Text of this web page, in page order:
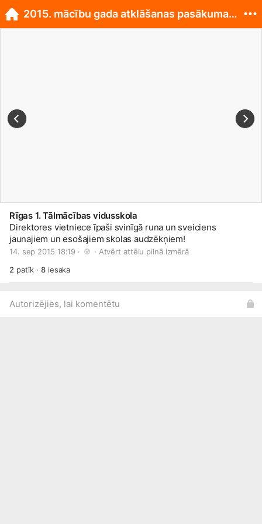
Rīgas 1. Tālmācības vidusskola
Direktores vietniece īpaši svinīgā runa un sveiciens
jaunajiem un esošajiem skolas audzēkņiem!
14. sep 2015 18:19 · · Atvērt attēlu pilnā izmērā
2 patīk ·8iesaka
Autorizējies, lai komentētu
2015. mācību gada atklāšanas pasākuma spilgtākie m